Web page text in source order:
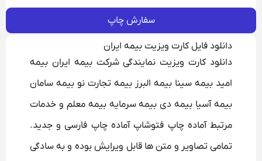
سفارش چاپ
دانلود فایل کارت ویزیت بیمه ایران
دانلود کارت ویزیت نمایندگی شرکت بیمه ایران بیمه
امید بیمه سینا بیمه البرز بیمه تجارت نو بیمه سامان
بیمه آسیا بیمه دی بیمه سرمایه بیمه معلم و خدمات
مرتبط آماده چاپ فتوشاپ آماده چاپ فارسی و جدید.
تمامی تصاویر و متن ها قابل ویرایش بوده و به سادگی